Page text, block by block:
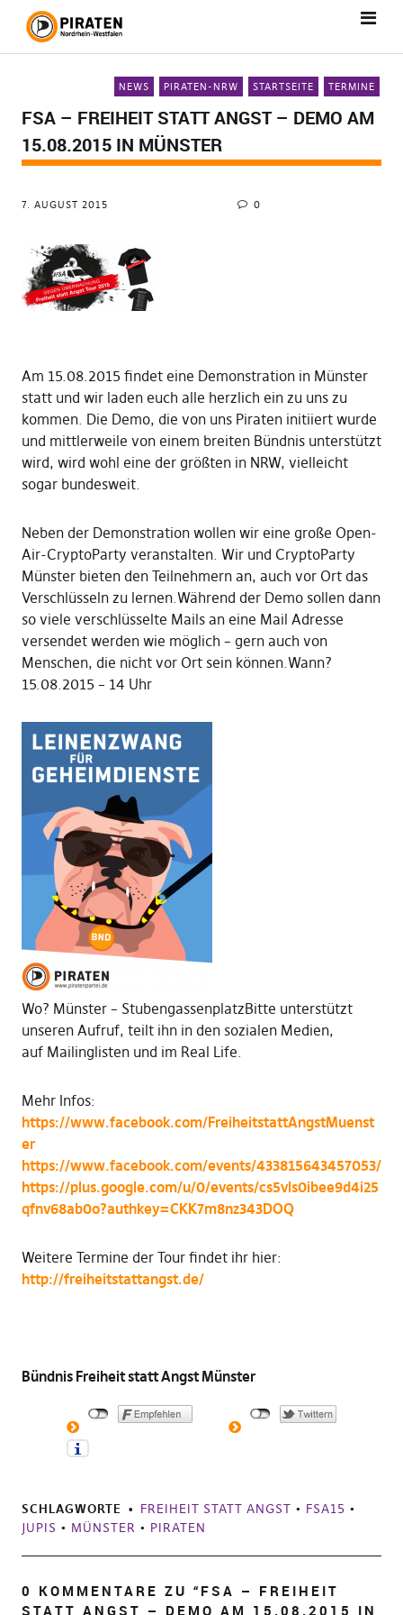
NEWS PIRATEN-NRW STARTSEITE TERMINE
FSA – FREIHEIT STATT ANGST – DEMO AM
15.08.2015 IN MÜNSTER
7. AUGUST 2015 0
Am 15.08.2015 findet eine Demonstration in Münster
statt und wir laden euch alle herzlich ein zu uns zu
kommen. Die Demo, die von uns Piraten initiiert wurde
und mittlerweile von einem breiten Bündnis unterstützt
wird, wird wohl eine der größten in NRW, vielleicht
sogar bundesweit.
Neben der Demonstration wollen wir eine große Open-
Air-CryptoParty veranstalten. Wir und CryptoParty
Münster bieten den Teilnehmern an, auch vor Ort das
Verschlüsseln zu lernen.Während der Demo sollen dann
so viele verschlüsselte Mails an eine Mail Adresse
versendet werden wie möglich – gern auch von
Menschen, die nicht vor Ort sein können.Wann?
15.08.2015 – 14 Uhr
Wo? Münster – StubengassenplatzBitte unterstützt
unseren Aufruf, teilt ihn in den sozialen Medien,
auf Mailinglisten und im Real Life.
Mehr Infos:
https://www.facebook.com/FreiheitstattAngstMuenst
er
https://www.facebook.com/events/433815643457053/
https://plus.google.com/u/0/events/cs5vls0ibee9d4i25
qfnv68ab0o?authkey=CKK7m8nz343DOQ
Weitere Termine der Tour findet ihr hier:
http://freiheitstattangst.de/
Bündnis Freiheit statt Angst Münster
SCHLAGWORTE FREIHEIT STATT ANGST • FSA15 •
JUPIS • MÜNSTER • PIRATEN
0 KOMMENTARE ZU “ FSA – FREIHEIT
STATT ANGST – DEMO AM 15.08.2015 IN